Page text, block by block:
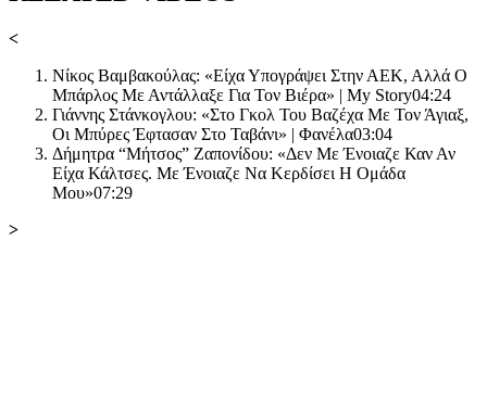
<
Νίκος Βαμβακούλας: «Είχα Υπογράψει Στην ΑΕΚ, Αλλά Ο
Μπάρλος Με Αντάλλαξε Για Τον Βιέρα» | My Story04:24
Γιάννης Στάνκογλου: «Στο Γκολ Του Βαζέχα Με Τον Άγιαξ,
Οι Μπύρες Έφτασαν Στο Ταβάνι» | Φανέλα03:04
Δήμητρα “Μήτσος” Ζαπονίδου: «Δεν Με Ένοιαζε Καν Αν
Είχα Κάλτσες. Με Ένοιαζε Να Κερδίσει Η Ομάδα
Μου»07:29
>